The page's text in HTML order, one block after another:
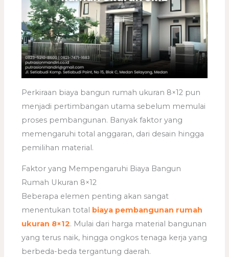
Perkiraan biaya bangun rumah ukuran 8×12 pun
menjadi pertimbangan utama sebelum memulai
proses pembangunan. Banyak faktor yang
memengaruhi total anggaran, dari desain hingga
pemilihan material.
Faktor yang Mempengaruhi Biaya Bangun
Rumah Ukuran 8×12
Beberapa elemen penting akan sangat
menentukan total biaya pembangunan rumah
ukuran 8×12. Mulai dari harga material bangunan
yang terus naik, hingga ongkos tenaga kerja yang
berbeda-beda tergantung daerah.